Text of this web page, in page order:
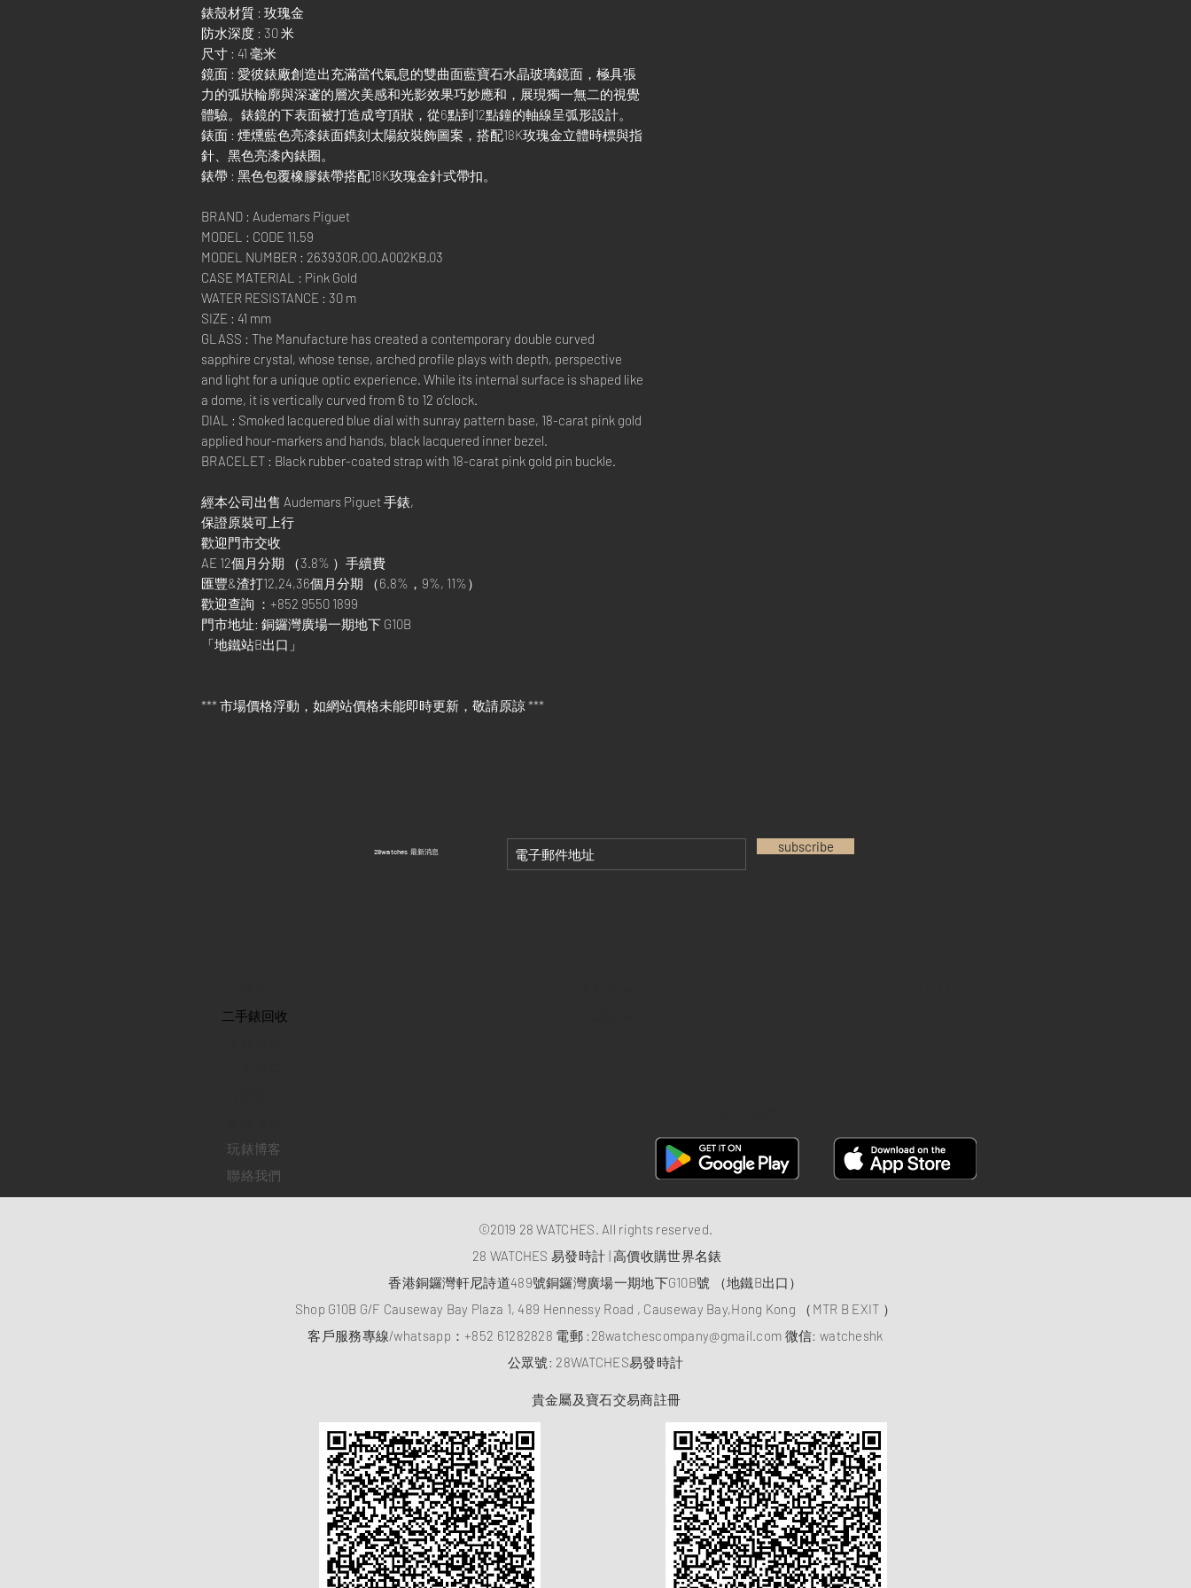
錶殼材質 : 玫瑰金
防水深度 : 30 米
尺寸 : 41 毫米
鏡面 : 愛彼錶廠創造出充滿當代氣息的雙曲面藍寶石水晶玻璃鏡面，極具張
力的弧狀輪廓與深邃的層次美感和光影效果巧妙應和，展現獨一無二的視覺
體驗。錶鏡的下表面被打造成穹頂狀，從6點到12點鐘的軸線呈弧形設計。
錶面 : 煙燻藍色亮漆錶面鐫刻太陽紋裝飾圖案，搭配18K玫瑰金立體時標與指
針、黑色亮漆內錶圈。
錶帶 : 黑色包覆橡膠錶帶搭配18K玫瑰金針式帶扣。
BRAND : Audemars Piguet
MODEL : CODE 11.59
MODEL NUMBER : 26393OR.OO.A002KB.03
CASE MATERIAL : Pink Gold
WATER RESISTANCE : 30 m
SIZE : 41 mm
GLASS : The Manufacture has created a contemporary double curved
sapphire crystal, whose tense, arched profile plays with depth, perspective
and light for a unique optic experience. While its internal surface is shaped like
a dome, it is vertically curved from 6 to 12 o’clock.
DIAL : Smoked lacquered blue dial with sunray pattern base, 18-carat pink gold
applied hour-markers and hands, black lacquered inner bezel.
BRACELET : Black rubber-coated strap with 18-carat pink gold pin buckle.
經本公司出售 Audemars Piguet 手錶,
保證原裝可上行
歡迎門市交收
AE 12個月分期 （3.8% ）手續費
匯豐&渣打12,24,36個月分期 （6.8%，9%, 11%）
歡迎查詢 ：+852 9550 1899
門市地址: 銅鑼灣廣場一期地下 G10B
「地鐵站B出口」
*** 市場價格浮動，如網站價格未能即時更新，敬請原諒 ***
​28watches 最新消息 subscribe
​二手錶回收
玩錶博客
聯絡我們
©2019 28 WATCHES. All rights reserved.
28 WATCHES 易發時計 | 高價收購世界名錶
香港銅鑼灣軒尼詩道489號銅鑼灣廣場一期地下G10B號 （地鐵B出口）
Shop G10B G/F Causeway Bay Plaza 1, 489 Hennessy Road , Causeway Bay,Hong Kong （MTR B EXIT ）
客戶服務專線/whatsapp：+852 61282828 電郵 : 28watchescompany@gmail.com 微信: watcheshk
​公眾號: 28WATCHES易發時計
貴金屬及寶石交易商註冊